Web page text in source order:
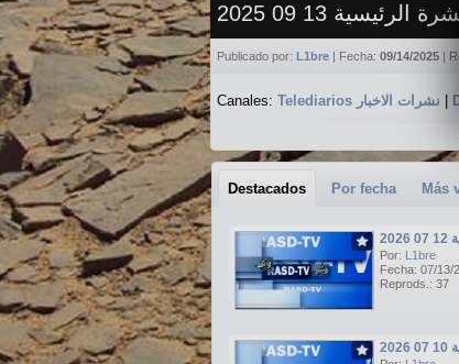
الرئيسية 13 09 2025
Publicado por: L1bre | Fecha: 09/14/2025 |
Canales: Telediarios نشرات الاخبار
Destacados Por fecha Más
Por: L1bre
Fecha: 07/13/
Reprods.: 37